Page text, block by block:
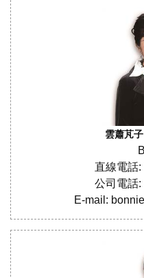
雲蕭芃
直線電話:
公司電話
E-mail: